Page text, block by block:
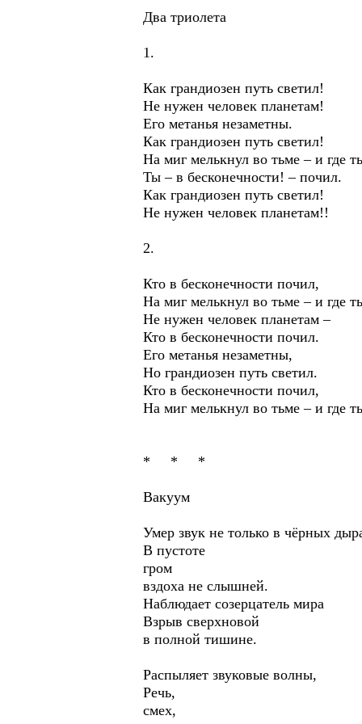
Два триолета
1.
Как грандиозен путь светил!
Не нужен человек планетам!
Его метанья незаметны.
Как грандиозен путь светил!
На миг мелькнул во тьме – и где
Ты – в бесконечности! – почил.
Как грандиозен путь светил!
Не нужен человек планетам!!
2.
Кто в бесконечности почил,
На миг мелькнул во тьме – и где
Не нужен человек планетам –
Кто в бесконечности почил.
Его метанья незаметны,
Но грандиозен путь светил.
Кто в бесконечности почил,
На миг мелькнул во тьме – и где
* * *
Вакуум
Умер звук не только в чёрных
В пустоте
гром
вздоха не слышней.
Наблюдает созерцатель мира
Взрыв сверхновой
в полной тишине.
Распыляет звуковые волны,
Речь,
смех,